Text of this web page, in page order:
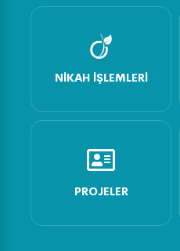
NIKAH İŞLEMLERI
PROJELER